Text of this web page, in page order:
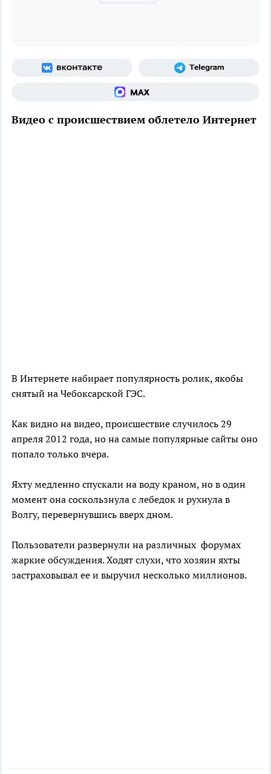
Видео с происшествием облетело Интернет
В Интернете набирает популярность ролик, якобы
снятый на Чебоксарской ГЭС.
Как видно на видео, происшествие случилось 29
апреля 2012 года, но на самые популярные сайты оно
попало только вчера.
Яхту медленно спускали на воду краном, но в один
момент она соскользнула с лебедок и рухнула в
Волгу, перевернувшись вверх дном.
Пользователи развернули на различных форумах
жаркие обсуждения. Ходят слухи, что хозяин яхты
застраховывал ее и выручил несколько миллионов.